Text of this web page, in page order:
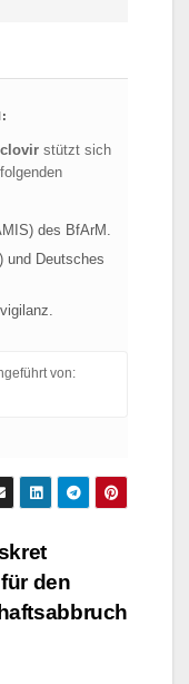
stützt sich
des BfArM.
und Deutsches
von:
den